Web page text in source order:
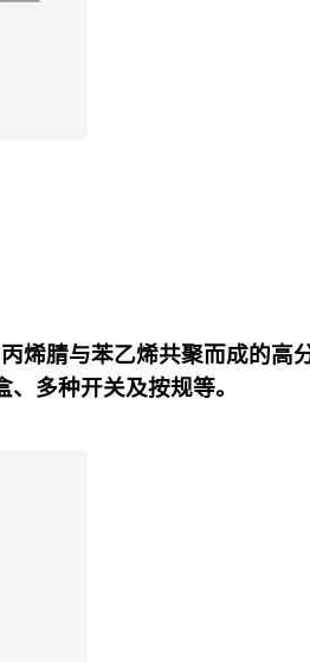
烯腈与苯乙烯共聚而成的
多种开关及按规等。